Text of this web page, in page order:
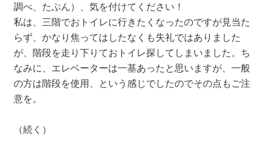
調べ、たぶん）、気を付けてください！
私は、三階でおトイレに行きたくなったのですが見当た
らず、かなり焦ってはしたなくも失礼ではありました
が、階段を走り下りておトイレ探してしまいました。ち
なみに、エレベーターは一基あったと思いますが、一般
の方は階段を使用、という感じでしたのでその点もご注
意を。
（続く）